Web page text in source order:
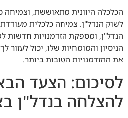
הכלכלה היוונית מתאוששת, וצמיחה
לשוק הנדל"ן. צמיחה כלכלית
הנדל"ן, ומספקת הזדמנויות חדשות
הניסיון והמומחיות שלו, יכול
את ההזדמנויות הטובות ביותר.
לסיכום: הצעד
להצלחה בנדל"ן